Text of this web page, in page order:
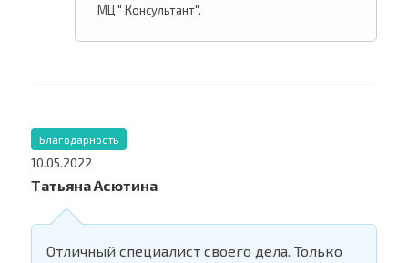
МЦ " Консультант".
Благодарность
10.05.2022
Татьяна Асютина
Отличный специалист своего дела. Только